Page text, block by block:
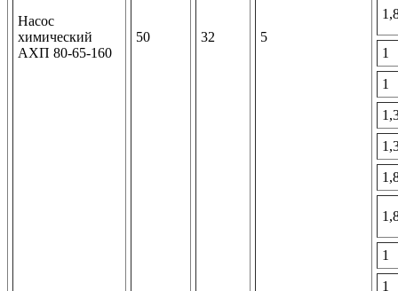
Насос
химический
АХП 80-65-160
50 32 5
1
1
1
1